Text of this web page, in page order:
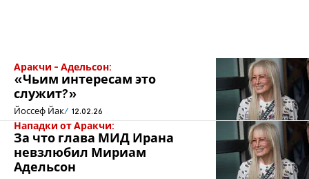
Аракчи - Адельсон:
«Чьим интересам это
служит?»
Йоссеф Йак 12.02.26
Нападки от Аракчи:
За что глава МИД Ирана
невзлюбил Мириам
Адельсон